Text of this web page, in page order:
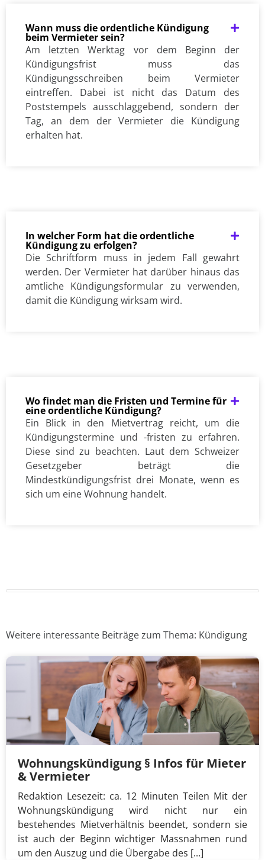
Wann muss die ordentliche Kündigung
beim Vermieter sein?
Am letzten Werktag vor dem Beginn der
Kündigungsfrist muss das
Kündigungsschreiben beim Vermieter
eintreffen. Dabei ist nicht das Datum des
Poststempels ausschlaggebend, sondern der
Tag, an dem der Vermieter die Kündigung
erhalten hat.
In welcher Form hat die ordentliche
Kündigung zu erfolgen?
Die Schriftform muss in jedem Fall gewahrt
werden. Der Vermieter hat darüber hinaus das
amtliche Kündigungsformular zu verwenden,
damit die Kündigung wirksam wird.
Wo findet man die Fristen und Termine für
eine ordentliche Kündigung?
Ein Blick in den Mietvertrag reicht, um die
Kündigungstermine und -fristen zu erfahren.
Diese sind zu beachten. Laut dem Schweizer
Gesetzgeber beträgt die
Mindestkündigungsfrist drei Monate, wenn es
sich um eine Wohnung handelt.
Weitere interessante Beiträge zum Thema: Kündigung
Wohnungskündigung § Infos für Mieter
& Vermieter
Redaktion Lesezeit: ca. 12 Minuten Teilen Mit der
Wohnungskündigung wird nicht nur ein
bestehendes Mietverhältnis beendet, sondern sie
ist auch der Beginn wichtiger Massnahmen rund
um den Auszug und die Übergabe des [...]